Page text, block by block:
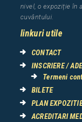
nivel, o expoziție în
cuvântului.
linkuri utile
CONTACT
INSCRIERE /
Termeni
BILETE
PLAN
ACREDITARI